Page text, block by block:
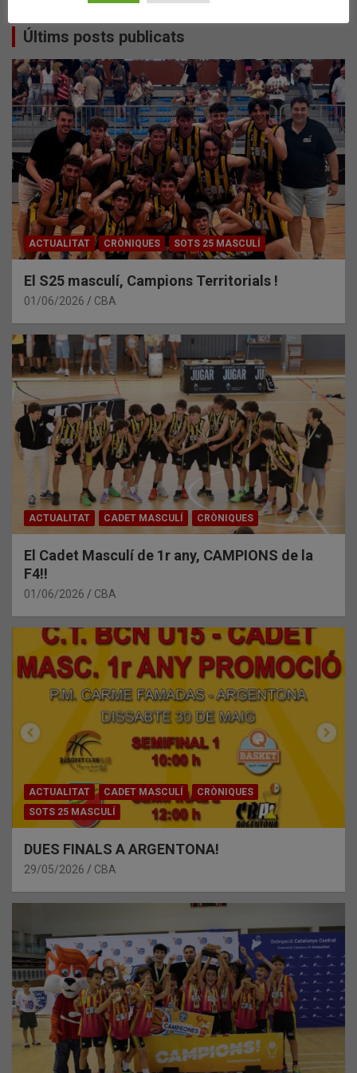
Últims posts publicats
ACTUALITAT CRÒNIQUES SOTS 25 MASCULÍ
El S25 masculí, Campions Territorials !
01/06/2026 CBA
ACTUALITAT CADET MASCULÍ CRÒNIQUES
El Cadet Masculí de 1r any, CAMPIONS de la
F4!!
01/06/2026 CBA
ACTUALITAT CADET MASCULÍ
CRÒNIQUES
SOTS 25 MASCULÍ
DUES FINALS A ARGENTONA!
29/05/2026 CBA